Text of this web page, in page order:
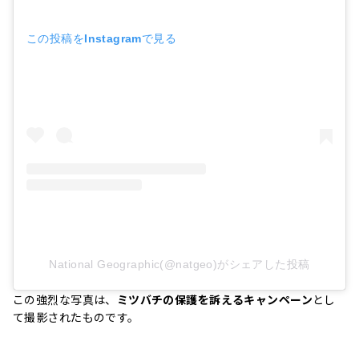
この投稿をInstagramで見る
National Geographic(@natgeo)がシェアした投稿
この強烈な写真は、 ミツバチの保護を訴えるキャンペーンとし
て撮影されたものです。